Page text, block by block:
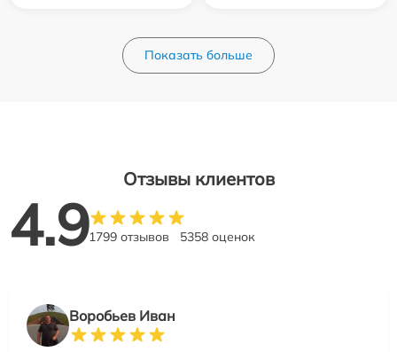
Показать больше
Отзывы клиентов
4.91799 отзывов 5358 оценок
Воробьев Иван